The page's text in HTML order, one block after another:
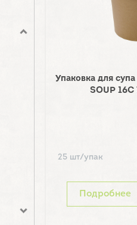
Упаковка для
SOUP
25 шт/упак
Подробнее